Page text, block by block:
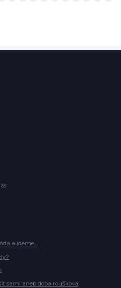
a jdeme...
sami aneb doba roušková